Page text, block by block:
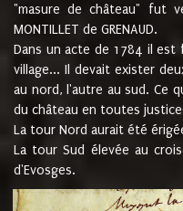
"masure de château" fut
MONTILLET de GRENAUD.
Dans un acte de 1784 il
village... Il devait exister
au nord, l'autre au sud. Ce
du château en toutes
La tour Nord aurait été
La tour Sud élevée au
d'Evosges.